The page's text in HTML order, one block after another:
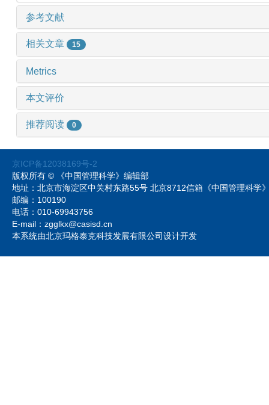
参考文献
相关文章 15
Metrics
本文评价
推荐阅读 0
京ICP备12038169号-2
版权所有 © 《中国管理科学》编辑部
地址：北京市海淀区中关村东路55号 北京8712信箱《中国管理科
邮编：100190
电话：010-69943756
E-mail：zgglkx@casisd.cn
本系统由北京玛格泰克科技发展有限公司设计开发